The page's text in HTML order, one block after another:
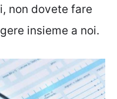
non dovete fare
insieme a noi.